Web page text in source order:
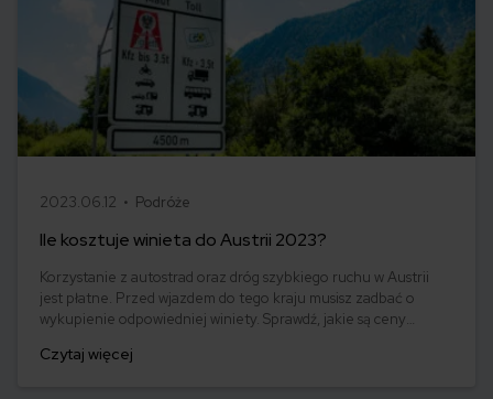
2023.06.12 • Podróże
Ile kosztuje winieta do Austrii 2023?
Korzystanie z autostrad oraz dróg szybkiego ruchu w Austrii
jest płatne. Przed wjazdem do tego kraju musisz zadbać o
wykupienie odpowiedniej winiety. Sprawdź, jakie są ceny
Czytaj więcej